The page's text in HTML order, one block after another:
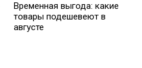
Временная выгода: какие
товары подешевеют в
августе